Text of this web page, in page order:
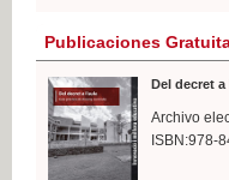
Publicaciones
Del decret
Archivo
ISBN:978-